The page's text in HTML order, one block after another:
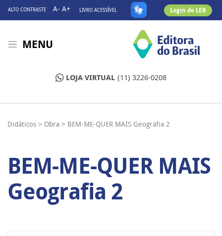
ALTO CONTRASTE A- A+ LIVRO ACESSÍVEL Login do LEB
MENU
LOJA VIRTUAL (11) 3226-0208
Didáticos > Obra > BEM-ME-QUER MAIS Geografia 2
BEM-ME-QUER MAIS
Geografia 2